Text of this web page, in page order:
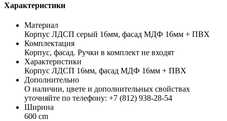
Характеристики
Материал
Корпус ЛДСП серый 16мм, фасад МДФ 16мм + ПВХ
Комплектация
Корпус, фасад. Ручки в комплект не входят
Характеристики
Корпус ЛДСП 16мм, фасад МДФ 16мм + ПВХ
Дополнительно
О наличии, цвете и дополнительных свойствах
уточняйте по телефону: +7 (812) 938-28-54
Ширина
600 cm